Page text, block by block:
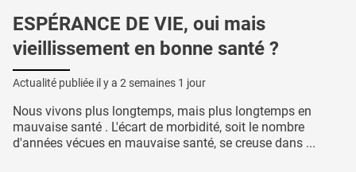
ESPÉRANCE DE VIE, oui mais
vieillissement en bonne santé ?
Actualité publiée il y a 2 semaines 1 jour
Nous vivons plus longtemps, mais plus longtemps en
mauvaise santé . L'écart de morbidité, soit le nombre
d'années vécues en mauvaise santé, se creuse dans ...